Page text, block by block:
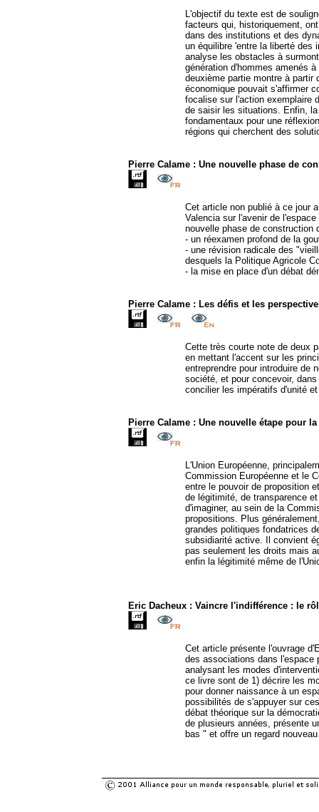
L'objectif du texte est de
facteurs qui, historiquement,
dans des institutions et des
un équilibre 'entre la liberté des
analyse les obstacles à
génération d'hommes amenés
deuxième partie montre à partir
économique pouvait s'affirmer
focalise sur l'action exemplaire
de saisir les situations. Enfin,
fondamentaux pour une
régions qui cherchent des
Pierre Calame : Une nouvelle phase de
Cet article non publié à ce jour
Valencia sur l'avenir de
nouvelle phase de construction
- un réexamen profond de la
- une révision radicale des
desquels la Politique Agricole
- la mise en place d'un débat
Pierre Calame : Les défis et les
Cette très courte note de deux
en mettant l'accent sur les
entreprendre pour introduire de
société, et pour concevoir,
concilier les impératifs d'unité
Pierre Calame : Une nouvelle étape pour
L'Union Européenne,
Commission Européenne et le
entre le pouvoir de proposition
de légitimité, de transparence
d'imaginer, au sein de la
propositions. Plus
grandes politiques fondatrices
subsidiarité active. Il convient
pas seulement les droits mais
enfin la légitimité même de
Eric Dacheux : Vaincre l'indifférence : le
Cet article présente l'ouvrage
des associations dans l'espace
analysant les modes
ce livre sont de 1) décrire les
pour donner naissance à un
possibilités de s'appuyer sur
débat théorique sur la
de plusieurs années, présente
bas " et offre un regard